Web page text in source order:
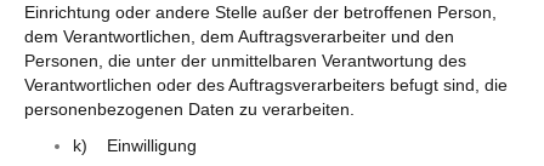
Einrichtung oder andere Stelle außer der betroffenen Person,
dem Verantwortlichen, dem Auftragsverarbeiter und den
Personen, die unter der unmittelbaren Verantwortung des
Verantwortlichen oder des Auftragsverarbeiters befugt sind, die
personenbezogenen Daten zu verarbeiten.
k) Einwilligung